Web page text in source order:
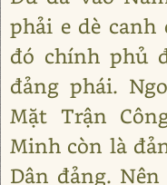
phải e dè
đó chính phủ
đảng phái.
Mặt Trận
Minh còn là
Dân đảng.